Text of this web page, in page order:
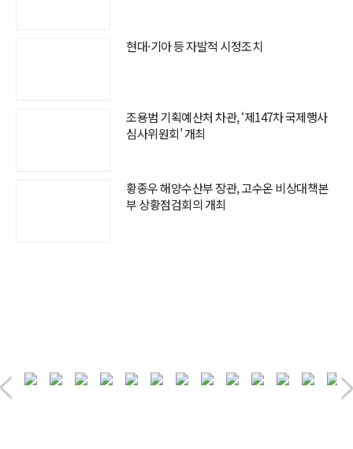
현대·기아 등 자발적 시정조치
조용범 기획예산처 차관, ‘제147차 국제행사
심사위원회’ 개최
황종우 해양수산부 장관, 고수온 비상대책본
부 상황점검회의 개최